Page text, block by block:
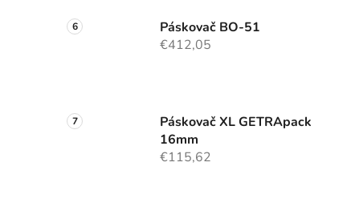
Páskovač BO-51
€412,05
Páskovač XL GETRApack
16mm
€115,62